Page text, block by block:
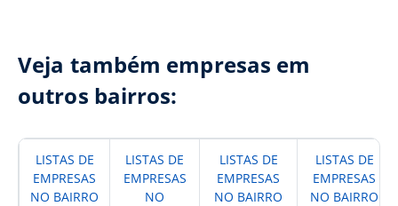
Veja também empresas em
outros bairros:
LISTAS DE
EMPRESAS
NO BAIRRO
LISTAS DE
EMPRESAS
NO
LISTAS DE
EMPRESAS
NO BAIRRO
LISTAS DE
EMPRESAS
NO BAIRRO